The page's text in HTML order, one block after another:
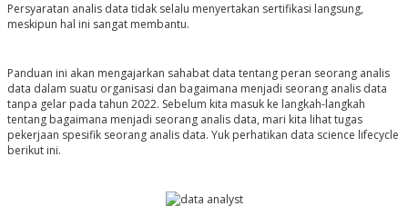
Persyaratan analis data tidak selalu menyertakan sertifikasi langsung,
meskipun hal ini sangat membantu.
Panduan ini akan mengajarkan sahabat data tentang peran seorang analis
data dalam suatu organisasi dan bagaimana menjadi seorang analis data
tanpa gelar pada tahun 2022. Sebelum kita masuk ke langkah-langkah
tentang bagaimana menjadi seorang analis data, mari kita lihat tugas
pekerjaan spesifik seorang analis data. Yuk perhatikan data science lifecycle
berikut ini.